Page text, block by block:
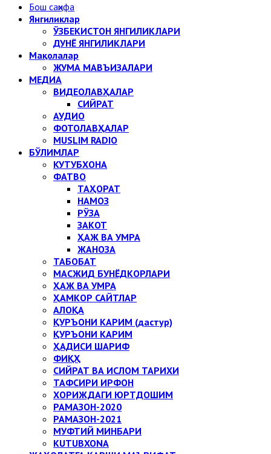
Бош саҳифа
Янгиликлар
ЎЗБЕКИСТОН ЯНГИЛИКЛАРИ
ДУНЁ ЯНГИЛИКЛАРИ
Мақолалар
ЖУМА МАВЪИЗАЛАРИ
МЕДИА
ВИДЕОЛАВҲАЛАР
СИЙРАТ
АУДИО
ФОТОЛАВҲАЛАР
MUSLIM RADIO
БЎЛИМЛАР
КУТУБХОНА
ФАТВО
ТАҲОРАТ
НАМОЗ
РЎЗА
ЗАКОТ
ҲАЖ ВА УМРА
ЖАНОЗА
ТАБОБАТ
МАСЖИД БУНЁДКОРЛАРИ
ҲАЖ ВА УМРА
ҲАМКОР САЙТЛАР
АЛОҚА
ҚУРЪОНИ КАРИМ (дастур)
ҚУРЪОНИ КАРИМ
ҲАДИСИ ШАРИФ
ФИҚҲ
СИЙРАТ ВА ИСЛОМ ТАРИХИ
ТАФСИРИ ИРФОН
ХОРИЖДАГИ ЮРТДОШИМ
РАМАЗОН-2020
РАМАЗОН-2021
МУФТИЙ МИНБАРИ
KUTUBXONA